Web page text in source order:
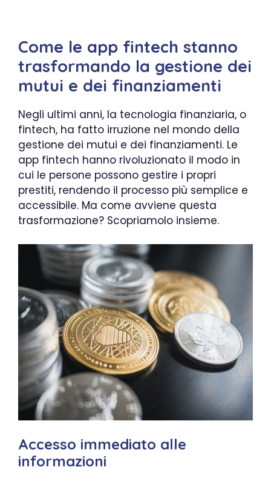
Come le app fintech stanno
trasformando la gestione dei
mutui e dei finanziamenti
Negli ultimi anni, la tecnologia finanziaria, o
fintech, ha fatto irruzione nel mondo della
gestione dei mutui e dei finanziamenti. Le
app fintech hanno rivoluzionato il modo in
cui le persone possono gestire i propri
prestiti, rendendo il processo più semplice e
accessibile. Ma come avviene questa
trasformazione? Scopriamolo insieme.
Accesso immediato alle
informazioni